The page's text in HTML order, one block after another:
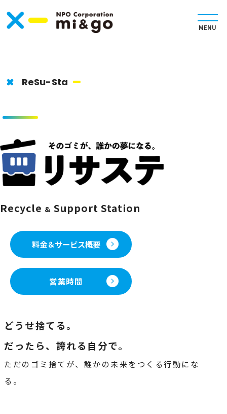
ReSu-Sta
Recycle & Support Station
料金＆サービス概要
営業時間
どうせ捨てる。
だったら、誇れる自分で。
ただのゴミ捨てが、誰かの未来をつくる行動にな
る。